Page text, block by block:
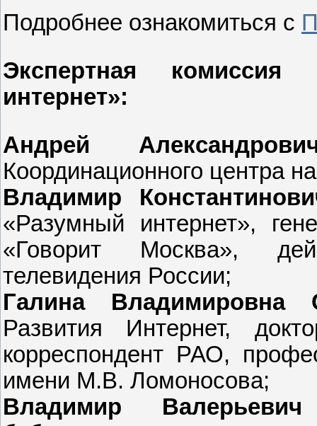
Подробнее ознакомиться с
Экспертная
интернет»:
Андрей
Координационного центра
Владимир
«Разумный интернет»,
«Говорит Москва»,
телевидения России;
Галина Владимировна
Развития Интернет,
корреспондент РАО,
имени М.В. Ломоносова;
Владимир